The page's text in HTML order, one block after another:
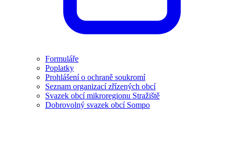
Formuláře
Poplatky
Prohlášení o ochraně soukromí
Seznam organizací zřízených obcí
Svazek obcí mikroregionu Stražiště
Dobrovolný svazek obcí Sompo